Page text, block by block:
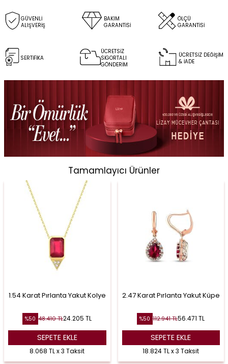
GÜVENLİ
ALIŞVERİŞ
BAKIM
GARANTİSİ
ÖLÇÜ
GARANTİSİ
SERTİFİKA
ÜCRETSİZ
SİGORTALI
GÖNDERİM
ÜCRETSİZ DEĞİŞİM
& İADE
Tamamlayıcı Ürünler
1.54 Karat Pırlanta Yakut Kolye
%50 48.410TL24.205 TL
SEPETE EKLE
8.068 TL x 3 Taksit
2.47 Karat Pırlanta Yakut Küpe
%50 112.941TL56.471 TL
SEPETE EKLE
18.824 TL x 3 Taksit